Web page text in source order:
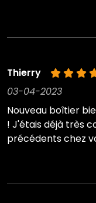
Thierry
03-04-2023
Nouveau boîtier
! J'étais déjà très
précédents chez